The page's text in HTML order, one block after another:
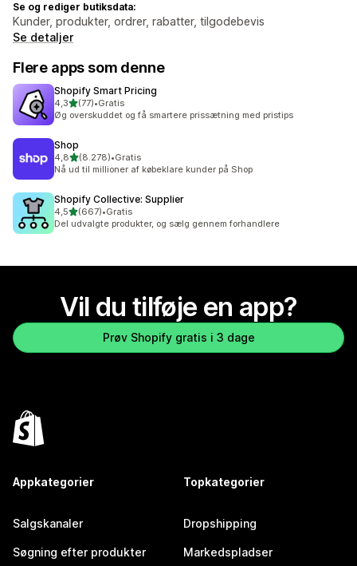
Se og rediger butiksdata:
Kunder, produkter, ordrer, rabatter, tilgodebevis
Se detaljer
Flere apps som denne
Shopify Smart Pricing
4,3ud af 5 stjerner
(77)
77 anmeldelser i alt
•Gratis
Øg overskuddet og få smartere prissætning med pristips
Shop
4,8ud af 5 stjerner
(8.278)
8278 anmeldelser i alt
•Gratis
Nå ud til millioner af købeklare kunder på Shop
Shopify Collective: Supplier
4,5ud af 5 stjerner
(667)
667 anmeldelser i alt
•Gratis
Del udvalgte produkter, og sælg gennem forhandlere
Vil du tilføje en app?
Prøv Shopify gratis i 3 dage
Appkategorier
Salgskanaler
Søgning efter produkter
Topkategorier
Dropshipping
Markedspladser